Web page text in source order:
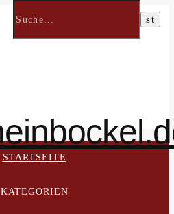
STARTSEITE
KATEGORIEN